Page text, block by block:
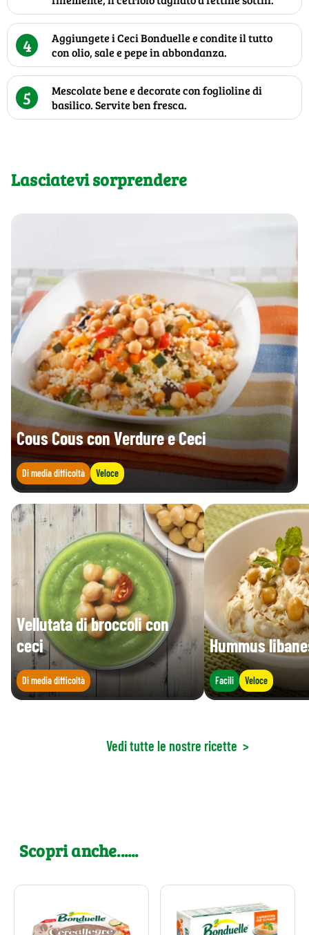
4
Aggiungete i Ceci Bonduelle e condite il tutto
con olio, sale e pepe in abbondanza.
5
Mescolate bene e decorate con foglioline di
basilico. Servite ben fresca.
Lasciatevi sorprendere
Cous Cous con Verdure e Ceci
Di media difficoltà Veloce
Vellutata di broccoli con
ceci
Di media difficoltà
Hummus
Facili Veloce
Vedi tutte le nostre ricette >
Scopri anche......